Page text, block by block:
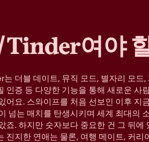
Tinder여야
는 더블 데이트, 뮤직 모드, 별자리 모드
인증 등 다양한 기능을 통해 새로운 사
어요. 스와이프를 처음 선보인 이후 지
넘는 매치를 탄생시키며 세계 최대의
죠. 하지만 숫자보다 중요한 건 그 뒤
진지한 연애는 물론, 여행 메이트, 커리